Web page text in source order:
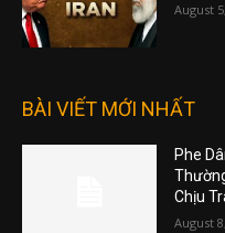
August
BÀI VIẾT MỚI NHẤT
Phe
Chịu
August